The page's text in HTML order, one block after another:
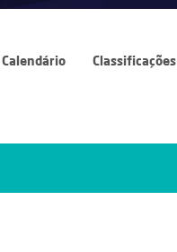
Calendário Classificações